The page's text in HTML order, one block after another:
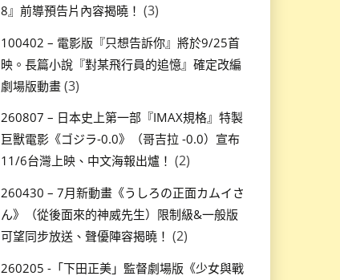
8』前導預告片內容揭曉！ (3)
100402 – 電影版『只想告訴你』將於9/25首
映。長篇小說『對某飛行員的追憶』確定改編
劇場版動畫 (3)
260807 – 日本史上第一部『IMAX規格』特製
巨獸電影《ゴジラ-0.0》（哥吉拉 -0.0）宣布
11/6台灣上映、中文海報出爐！ (2)
260430 – 7月新動畫《うしろの正面カムイさ
ん》（從後面來的神威先生）限制級&一般版
可望同步放送、聲優陣容揭曉！ (2)
260205 -「下田正美」監督劇場版《少女與戰